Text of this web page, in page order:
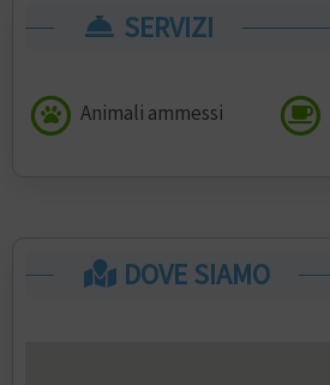
SERVIZI
Animali ammessi
DOVE SIAMO